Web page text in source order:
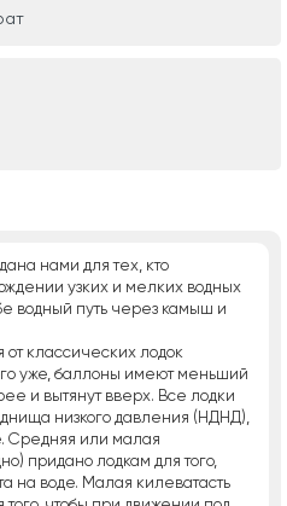
нами для тех, кто
узких и мелких водных
водный путь через камыш и
от классических лодок
уже, баллоны имеют меньший
и вытянут вверх. Все лодки
низкого давления (НДНД),
Средняя или малая
придано лодкам для того,
на воде. Малая килеватасть